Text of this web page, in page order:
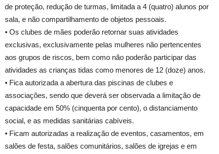
de proteção, redução de turmas, limitada a 4 (quatro) alunos por
sala, e não compartilhamento de objetos pessoais.
• Os clubes de mães poderão retornar suas atividades
exclusivas, exclusivamente pelas mulheres não pertencentes
aos grupos de riscos, bem como não poderão participar das
atividades as crianças tidas como menores de 12 (doze) anos.
• Fica autorizada a abertura das piscinas de clubes e
associações, sendo que deverá ser observada a limitação de
capacidade em 50% (cinquenta por cento), o distanciamento
social, e as medidas sanitárias cabíveis.
• Ficam autorizadas a realização de eventos, casamentos, em
salões de festa, salões comunitários, salões de igrejas e em